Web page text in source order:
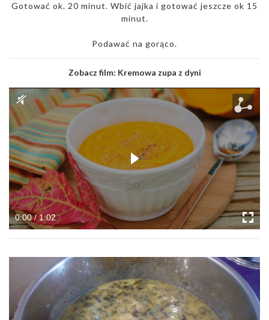
Gotować ok. 20 minut. Wbić jajka i gotować jeszcze ok 15
minut.
Podawać na gorąco.
Zobacz film: Kremowa zupa z dyni
0:00 / 1:02